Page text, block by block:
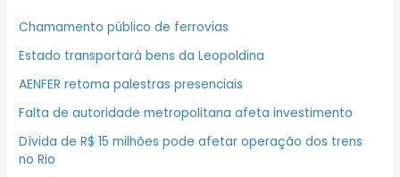
Chamamento público de ferrovias
Estado transportará bens da Leopoldina
AENFER retoma palestras presenciais
Falta de autoridade metropolitana afeta investimento
Dívida de R$ 15 milhões pode afetar operação dos trens
no Rio